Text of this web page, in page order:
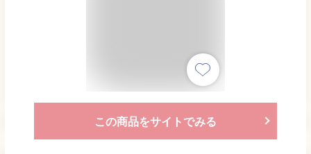
この商品をサイトでみる